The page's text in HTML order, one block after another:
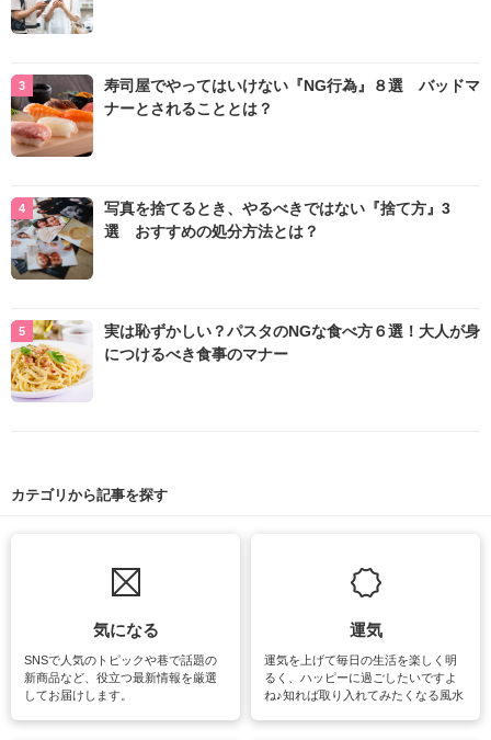
寿司屋でやってはいけない『NG行為』８選 バッドマ
ナーとされることとは？
写真を捨てるとき、やるべきではない『捨て方』3
選 おすすめの処分方法とは？
実は恥ずかしい？パスタのNGな食べ方６選！大人が身
につけるべき食事のマナー
カテゴリから記事を探す
気になる
SNSで人気のトピックや巷で話題の
新商品など、役立つ最新情報を厳選
してお届けします。
運気
運気を上げて毎日の生活を楽しく明
るく、ハッピーに過ごしたいですよ
ね♪知れば取り入れてみたくなる風水